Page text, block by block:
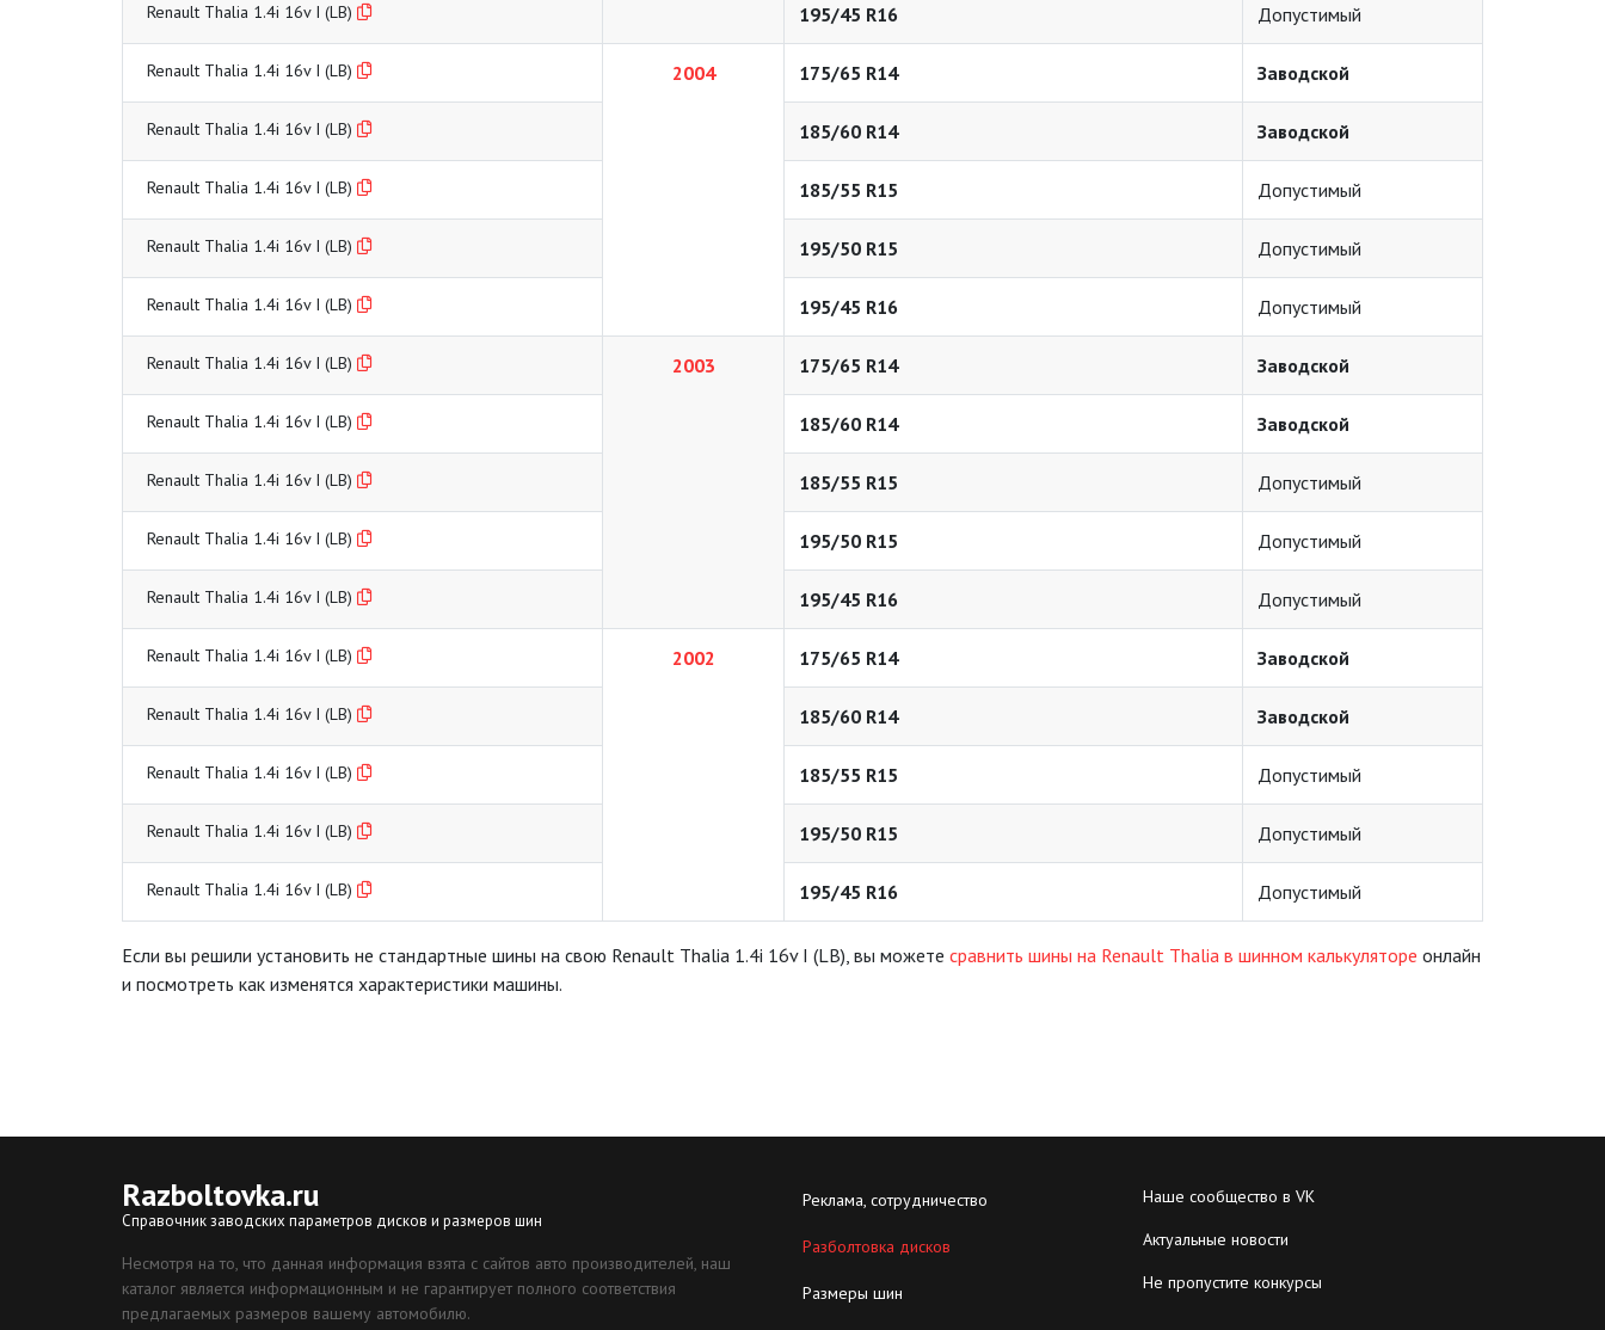
Renault Thalia 1.4i 16v I (LB) 195/45 R16 Допустимый
Renault Thalia 1.4i 16v I (LB) 2004 175/65 R14 Заводской
Renault Thalia 1.4i 16v I (LB) 185/60 R14 Заводской
Renault Thalia 1.4i 16v I (LB) 185/55 R15 Допустимый
Renault Thalia 1.4i 16v I (LB) 195/50 R15 Допустимый
Renault Thalia 1.4i 16v I (LB) 195/45 R16 Допустимый
Renault Thalia 1.4i 16v I (LB) 2003 175/65 R14 Заводской
Renault Thalia 1.4i 16v I (LB) 185/60 R14 Заводской
Renault Thalia 1.4i 16v I (LB) 185/55 R15 Допустимый
Renault Thalia 1.4i 16v I (LB) 195/50 R15 Допустимый
Renault Thalia 1.4i 16v I (LB) 195/45 R16 Допустимый
Renault Thalia 1.4i 16v I (LB) 2002 175/65 R14 Заводской
Renault Thalia 1.4i 16v I (LB) 185/60 R14 Заводской
Renault Thalia 1.4i 16v I (LB) 185/55 R15 Допустимый
Renault Thalia 1.4i 16v I (LB) 195/50 R15 Допустимый
Renault Thalia 1.4i 16v I (LB) 195/45 R16 Допустимый
Если вы решили установить не стандартные шины на свою Renault Thalia 1.4i 16v I (LB), вы можете сравнить шины на Renault Thalia в шинном калькуляторе онлайн
и посмотреть как изменятся характеристики машины.
Razboltovka.ru
Справочник заводских параметров дисков и размеров шин
Несмотря на то, что данная информация взята с сайтов авто производителей, наш
каталог является информационным и не гарантирует полного соответствия
предлагаемых размеров вашему автомобилю.
Реклама, сотрудничество
Разболтовка дисков
Размеры шин
Наше сообщество в VK
Актуальные новости
Не пропустите конкурсы